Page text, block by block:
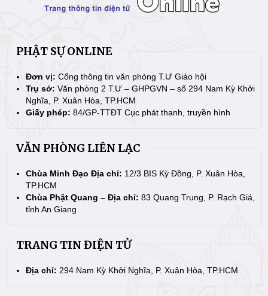
PHẬT SỰ ONLINE
Đơn vị: Cổng thông tin văn phòng T.Ư Giáo hội
Trụ sở: Văn phòng 2 T.Ư – GHPGVN – số 294 Nam Kỳ Khởi
Nghĩa, P. Xuân Hòa, TP.HCM
Giấy phép: 84/GP-TTĐT Cục phát thanh, truyền hình
VĂN PHÒNG LIÊN LẠC
Chùa Minh Đạo Địa chỉ: 12/3 BIS Kỳ Đồng, P. Xuân Hòa,
TP.HCM
Chùa Phật Quang – Địa chỉ: 83 Quang Trung, P. Rạch Giá,
tỉnh An Giang
TRANG TIN ĐIỆN TỬ
Địa chỉ: 294 Nam Kỳ Khởi Nghĩa, P. Xuân Hòa, TP.HCM